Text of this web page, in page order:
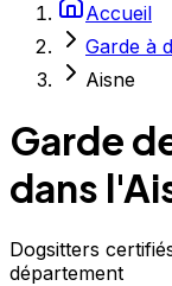
Accueil
Garde à
Aisne
Garde
dans
Dogsitters
département